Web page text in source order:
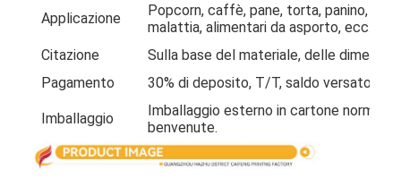
Contattaci
stampa di scatole di imballaggio
Applicazione
Popcorn, caffè, pane, torta, panino,
malattia, alimentari da asporto, ecc.
Citazione
Sulla base del materiale, delle
Pagamento
30% di deposito, T/T, saldo versato
Imballaggio
Imballaggio esterno in cartone
benvenute.